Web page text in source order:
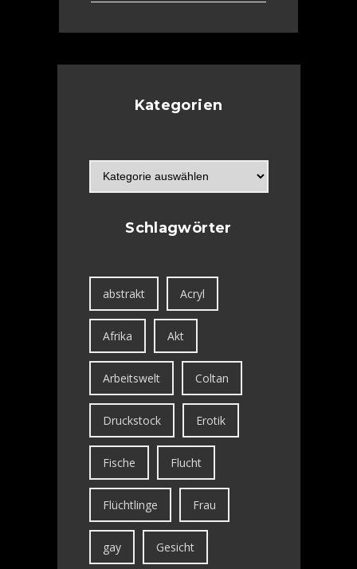
Kategorien
Schlagwörter
abstrakt Acryl
Afrika Akt
Arbeitswelt Coltan
Druckstock Erotik
Fische Flucht
Flüchtlinge Frau
gay Gesicht